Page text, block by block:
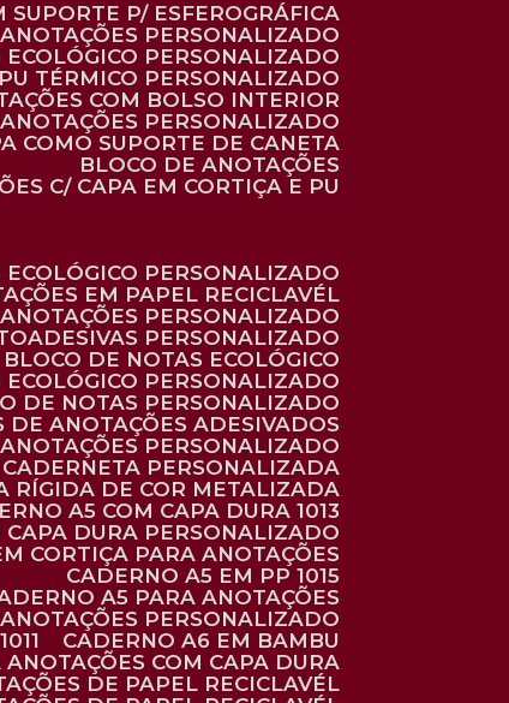
SUPORTE P/ ESFEROGRÁFICA
ANOTAÇÕES PERSONALIZADO
ECOLÓGICO PERSONALIZADO
PU TÉRMICO PERSONALIZADO
COM BOLSO INTERIOR
ANOTAÇÕES PERSONALIZADO
COMO SUPORTE DE CANETA
BLOCO DE ANOTAÇÕES
C/ CAPA EM CORTIÇA E PU
ECOLÓGICO PERSONALIZADO
EM PAPEL RECICLAVÉL
ANOTAÇÕES PERSONALIZADO
PERSONALIZADO
BLOCO DE NOTAS ECOLÓGICO
ECOLÓGICO PERSONALIZADO
DE NOTAS PERSONALIZADO
DE ANOTAÇÕES ADESIVADOS
ANOTAÇÕES PERSONALIZADO
CADERNETA PERSONALIZADA
RÍGIDA DE COR METALIZADA
A5 COM CAPA DURA 1013
CAPA DURA PERSONALIZADO
CORTIÇA PARA ANOTAÇÕES
CADERNO A5 EM PP 1015
A5 PARA ANOTAÇÕES
PERSONALIZADO
CADERNO A6 EM BAMBU
ANOTAÇÕES COM CAPA DURA
DE PAPEL RECICLAVÉL